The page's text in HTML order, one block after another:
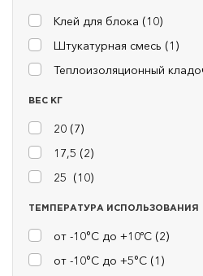
Клей для блока (10)
Штукатурная смесь (1 )
Теплоизоляционный
ВЕС КГ
20 (7)
17,5 (2)
25 (10)
ТЕМПЕРАТУРА ИСПОЛЬЗОВАНИЯ
от -10°С до +10ºС (2)
от -10°С до +5°С (1 )